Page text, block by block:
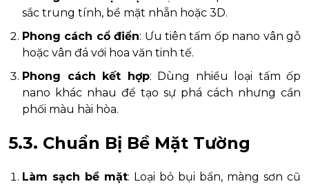
sắc trung tính, bề mặt nhẵn hoặc 3D.
Phong cách cổ điển: Ưu tiên tấm ốp nano vân gỗ
hoặc vân đá với hoa văn tinh tế.
Phong cách kết hợp: Dùng nhiều loại tấm ốp
nano khác nhau để tạo sự phá cách nhưng cần
phối màu hài hòa.
5.3. Chuẩn Bị Bề Mặt Tường
Làm sạch bề mặt: Loại bỏ bụi bẩn, màng sơn cũ